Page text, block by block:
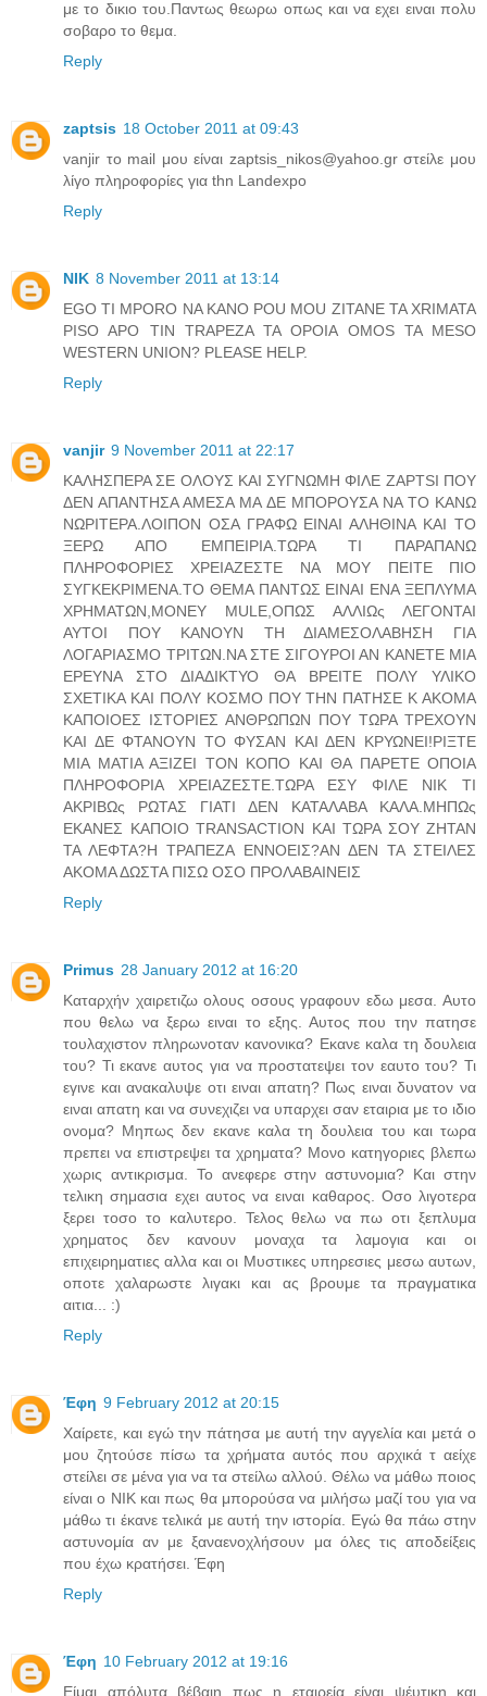
με το δικιο του.Παντως θεωρω οπως και να εχει ειναι πολυ
σοβαρο το θεμα.
Reply
zaptsis 18 October 2011 at 09:43
vanjir το mail μου είναι zaptsis_nikos@yahoo.gr στείλε μου
λίγο πληροφορίες για thn Landexpo
Reply
NIK 8 November 2011 at 13:14
EGO TI MPORO NA KANO POU MOU ZITANE TA XRIMATA
PISO APO TIN TRAPEZA TA OPOIA OMOS TA MESO
WESTERN UNION? PLEASE HELP.
Reply
vanjir 9 November 2011 at 22:17
ΚΑΛΗΣΠΕΡΑ ΣΕ ΟΛΟΥΣ ΚΑΙ ΣΥΓΝΩΜΗ ΦΙΛΕ ΖΑPTSI ΠΟΥ
ΔΕΝ ΑΠΑΝΤΗΣΑ ΑΜΕΣΑ ΜΑ ΔΕ ΜΠΟΡΟΥΣΑ ΝΑ ΤΟ ΚΑΝΩ
ΝΩΡΙΤΕΡΑ.ΛΟΙΠΟΝ ΟΣΑ ΓΡΑΦΩ ΕΙΝΑΙ ΑΛΗΘΙΝΑ ΚΑΙ ΤΟ
ΞΕΡΩ ΑΠΟ ΕΜΠΕΙΡΙΑ.ΤΩΡΑ ΤΙ ΠΑΡΑΠΑΝΩ
ΠΛΗΡΟΦΟΡΙΕΣ ΧΡΕΙΑΖΕΣΤΕ ΝΑ ΜΟΥ ΠΕΙΤΕ ΠΙΟ
ΣΥΓΚΕΚΡΙΜΕΝΑ.ΤΟ ΘΕΜΑ ΠΑΝΤΩΣ ΕΙΝΑΙ ΕΝΑ ΞΕΠΛΥΜΑ
ΧΡΗΜΑΤΩΝ,MONEY MULE,ΟΠΩΣ ΑΛΛΙΩς ΛΕΓΟΝΤΑΙ
ΑΥΤΟΙ ΠΟΥ ΚΑΝΟΥΝ ΤΗ ΔΙΑΜΕΣΟΛΑΒΗΣΗ ΓΙΑ
ΛΟΓΑΡΙΑΣΜΟ ΤΡΙΤΩΝ.ΝΑ ΣΤΕ ΣΙΓΟΥΡΟΙ ΑΝ ΚΑΝΕΤΕ ΜΙΑ
ΕΡΕΥΝΑ ΣΤΟ ΔΙΑΔΙΚΤΥΟ ΘΑ ΒΡΕΙΤΕ ΠΟΛΥ ΥΛΙΚΟ
ΣΧΕΤΙΚΑ ΚΑΙ ΠΟΛΥ ΚΟΣΜΟ ΠΟΥ ΤΗΝ ΠΑΤΗΣΕ Κ ΑΚΟΜΑ
ΚΑΠΟΙΟΕΣ ΙΣΤΟΡΙΕΣ ΑΝΘΡΩΠΩΝ ΠΟΥ ΤΩΡΑ ΤΡΕΧΟΥΝ
ΚΑΙ ΔΕ ΦΤΑΝΟΥΝ ΤΟ ΦΥΣΑΝ ΚΑΙ ΔΕΝ ΚΡΥΩΝΕΙ!ΡΙΞΤΕ
ΜΙΑ ΜΑΤΙΑ ΑΞΙΖΕΙ ΤΟΝ ΚΟΠΟ ΚΑΙ ΘΑ ΠΑΡΕΤΕ ΟΠΟΙΑ
ΠΛΗΡΟΦΟΡΙΑ ΧΡΕΙΑΖΕΣΤΕ.ΤΩΡΑ ΕΣΥ ΦΙΛΕ ΝΙΚ ΤΙ
ΑΚΡΙΒΩς ΡΩΤΑΣ ΓΙΑΤΙ ΔΕΝ ΚΑΤΑΛΑΒΑ ΚΑΛΑ.ΜΗΠΩς
ΕΚΑΝΕΣ ΚΑΠΟΙΟ TRANSACTION ΚΑΙ ΤΩΡΑ ΣΟΥ ΖΗΤΑΝ
ΤΑ ΛΕΦΤΑ?Η ΤΡΑΠΕΖΑ ΕΝΝΟΕΙΣ?ΑΝ ΔΕΝ ΤΑ ΣΤΕΙΛΕΣ
ΑΚΟΜΑ ΔΩΣΤΑ ΠΙΣΩ ΟΣΟ ΠΡΟΛΑΒΑΙΝΕΙΣ
Reply
Primus 28 January 2012 at 16:20
Καταρχήν χαιρετιζω ολους οσους γραφουν εδω μεσα. Αυτο
που θελω να ξερω ειναι το εξης. Αυτος που την πατησε
τουλαχιστον πληρωνοταν κανονικα? Εκανε καλα τη δουλεια
του? Τι εκανε αυτος για να προστατεψει τον εαυτο του? Τι
εγινε και ανακαλυψε οτι ειναι απατη? Πως ειναι δυνατον να
ειναι απατη και να συνεχιζει να υπαρχει σαν εταιρια με το ιδιο
ονομα? Μηπως δεν εκανε καλα τη δουλεια του και τωρα
πρεπει να επιστρεψει τα χρηματα? Μονο κατηγοριες βλεπω
χωρις αντικρισμα. Το ανεφερε στην αστυνομια? Και στην
τελικη σημασια εχει αυτος να ειναι καθαρος. Οσο λιγοτερα
ξερει τοσο το καλυτερο. Τελος θελω να πω οτι ξεπλυμα
χρηματος δεν κανουν μοναχα τα λαμογια και οι
επιχειρηματιες αλλα και οι Μυστικες υπηρεσιες μεσω αυτων,
οποτε χαλαρωστε λιγακι και ας βρουμε τα πραγματικα
αιτια... :)
Reply
Έφη 9 February 2012 at 20:15
Χαίρετε, και εγώ την πάτησα με αυτή την αγγελία και μετά ο
μου ζητούσε πίσω τα χρήματα αυτός που αρχικά τ αείχε
στείλει σε μένα για να τα στείλω αλλού. Θέλω να μάθω ποιος
είναι ο NIK και πως θα μπορούσα να μιλήσω μαζί του για να
μάθω τι έκανε τελικά με αυτή την ιστορία. Εγώ θα πάω στην
αστυνομία αν με ξαναενοχλήσουν μα όλες τις αποδείξεις
που έχω κρατήσει. Έφη
Reply
Έφη 10 February 2012 at 19:16
Είμαι απόλυτα βέβαιη πως η εταιρεία είναι ψέυτικη και